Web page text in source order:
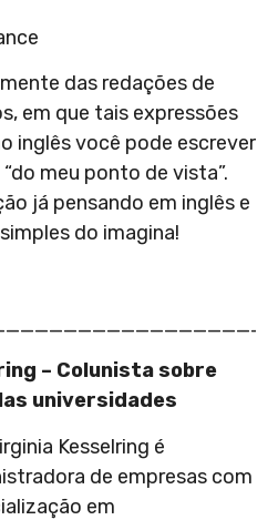
das redações de
em que tais expressões
inglês você pode escrever
meu ponto de vista”.
já pensando em inglês e
do imagina!
– Colunista sobre
universidades
Kesselring é
de empresas com
em